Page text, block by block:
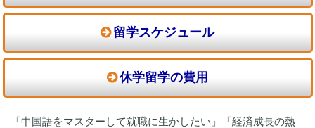
留学スケジュール
休学留学の費用
「中国語をマスターして就職に生かしたい」「経済成長の熱